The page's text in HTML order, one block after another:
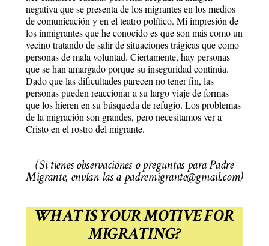
negativa que se presenta de los migrantes en los medios
de comunicación y en el teatro político. Mi impresión de
los inmigrantes que he conocido es que son más como un
vecino tratando de salir de situaciones trágicas que como
personas de mala voluntad. Ciertamente, hay personas
que se han amargado porque su inseguridad continúa.
Dado que las dificultades parecen no tener fin, las
personas pueden reaccionar a su largo viaje de formas
que los hieren en su búsqueda de refugio. Los problemas
de la migración son grandes, pero necesitamos ver a
Cristo en el rostro del migrante.
(Si tienes observaciones o preguntas para Padre
Migrante, envían las a padremigrante@gmail.com)
WHAT IS YOUR MOTIVE FOR
MIGRATING?